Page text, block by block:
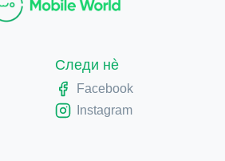
Следи нè
Facebook
Instagram